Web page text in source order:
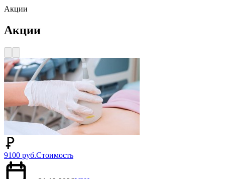
Акции
Акции
9100 руб.Стоимость